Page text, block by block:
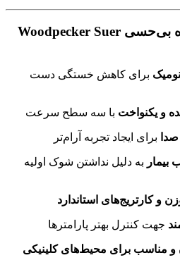
ویژگی‌‎های کلیدی دستگاه بی‌حسی Woodpecker Suer
برای کاهش خستگی دست
و یکنواخت با سه سطح سرعت
برای ایجاد تجربه آرام‌تر
به دلیل نداشتن شوک اولیه
و کارتریج‌های استاندارد
جهت کنترل بهتر پارامترها
و مناسب برای محیط‌های کلینیکی